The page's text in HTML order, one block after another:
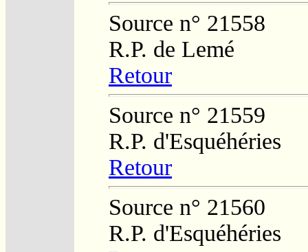
Source n° 21558
R.P. de Lemé
Retour
Source n° 21559
R.P. d'Esquéhéries
Retour
Source n° 21560
R.P. d'Esquéhéries